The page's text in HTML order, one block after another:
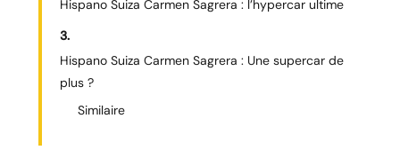
Hispano Suiza Carmen Sagrera : l’hypercar ultime
Hispano Suiza Carmen Sagrera : Une supercar de
plus ?
Similaire